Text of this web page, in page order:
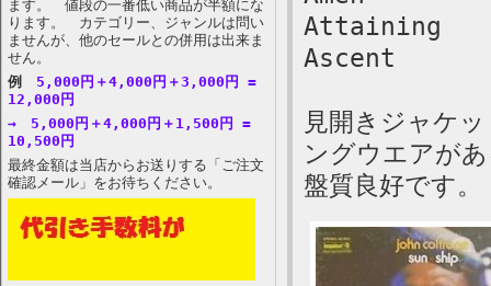
ます。 値段の一番低い商品が半額にな
ります。 カテゴリー、ジャンルは問い
ませんが、他のセールとの併用は出来ま
せん。
例
5,000円＋4,000円＋3,000円 =
12,000円
→ 5,000円＋4,000円＋1,500円 =
10,500円
最終金額は当店からお送りする「ご注文
確認メール」をお待ちください。
Attaining
Ascent
見開きジャケ
ングウエアが
盤質良好です。